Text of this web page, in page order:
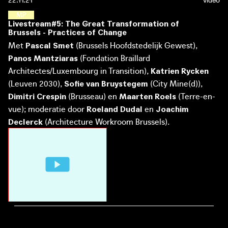
MA
A
K
L
E
E
R
P
Livestream#5: The Great Transformation of
Brussels - Practices of Change
Met Pascal Smet (Brussels Hoofdstedelijk Gewest),
Panos Mantziaras (Fondation Braillard
Architectes/Luxembourg in Transition), Katrien Rycken
(Leuven 2030), Sofie van Bruystegem (City Mine(d)),
Dimitri Crespin (Brusseau) en Maarten Roels (Terre-en-
vue); moderatie door Roeland Dudal en Joachim
Declerck (Architecture Workroom Brussels).